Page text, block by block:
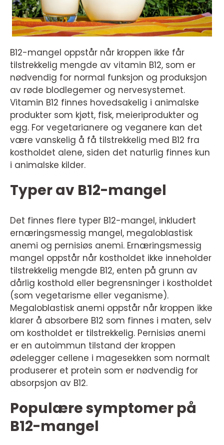
B12-mangel oppstår når kroppen ikke får
tilstrekkelig mengde av vitamin B12, som er
nødvendig for normal funksjon og produksjon
av røde blodlegemer og nervesystemet.
Vitamin B12 finnes hovedsakelig i animalske
produkter som kjøtt, fisk, meieriprodukter og
egg. For vegetarianere og veganere kan det
være vanskelig å få tilstrekkelig med B12 fra
kostholdet alene, siden det naturlig finnes kun
i animalske kilder.
Typer av B12-mangel
Det finnes flere typer B12-mangel, inkludert
ernæringsmessig mangel, megaloblastisk
anemi og pernisiøs anemi. Ernæringsmessig
mangel oppstår når kostholdet ikke inneholder
tilstrekkelig mengde B12, enten på grunn av
dårlig kosthold eller begrensninger i kostholdet
(som vegetarisme eller veganisme).
Megaloblastisk anemi oppstår når kroppen ikke
klarer å absorbere B12 som finnes i maten, selv
om kostholdet er tilstrekkelig. Pernisiøs anemi
er en autoimmun tilstand der kroppen
ødelegger cellene i magesekken som normalt
produserer et protein som er nødvendig for
absorpsjon av B12.
Populære symptomer på
B12-mangel